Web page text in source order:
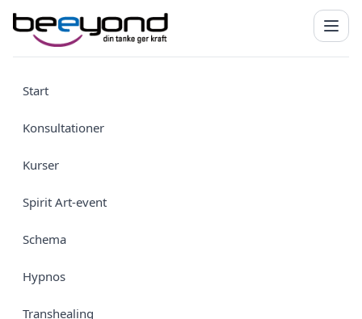
Start
Konsultationer
Kurser
Spirit Art-event
Schema
Hypnos
Transhealing